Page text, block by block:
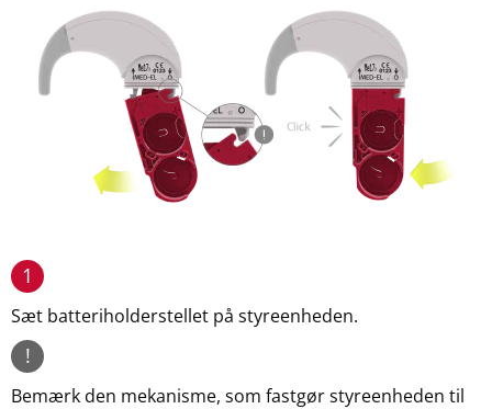
1
Sæt batteriholderstellet på styreenheden.
!
Bemærk den mekanisme, som fastgør styreenheden til